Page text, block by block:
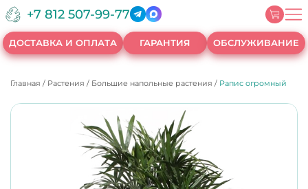
+7 812 507-99-77
ДОСТАВКА И ОПЛАТА ГАРАНТИЯ ОБСЛУЖИВАНИЕ
Главная / Растения / Большие напольные растения / Рапис огромный